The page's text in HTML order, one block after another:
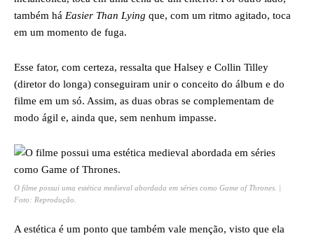
também há Easier Than Lying que, com um ritmo agitado, toca
em um momento de fuga.
Esse fator, com certeza, ressalta que Halsey e Collin Tilley
(diretor do longa) conseguiram unir o conceito do álbum e do
filme em um só. Assim, as duas obras se complementam de
modo ágil e, ainda que, sem nenhum impasse.
O filme possui uma estética medieval abordada em séries como Game of Thrones. |
Foto: Reprodução.
A estética é um ponto que também vale menção, visto que ela